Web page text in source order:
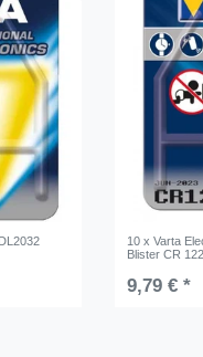
10 x Varta
Blister CR
9,79 € *